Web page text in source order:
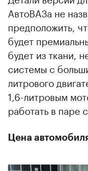
АвтоВАЗа не
предположить,
будет
будет из ткани,
системы с
литрового
1,6-литровым
работать в паре
Цена